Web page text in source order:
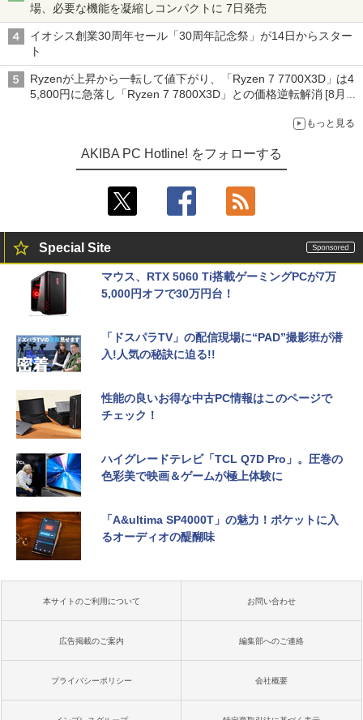
場、必要な機能を凝縮しコンパクトに 7日発売
イオシス創業30周年セール「30周年記念祭」が14日からスター
ト
Ryzenが上昇から一転して値下がり、「Ryzen 7 7700X3D」は4
5,800円に急落し「Ryzen 7 7800X3D」との価格逆転解消 [8月前
もっと見る
AKIBA PC Hotline! をフォローする
Special Site
マウス、RTX 5060 Ti搭載ゲーミングPCが7万
5,000円オフで30万円台！
「ドスパラTV」の配信現場に“PAD”撮影班が潜
入!人気の秘訣に迫る!!
性能の良いお得な中古PC情報はこのページで
チェック！
ハイグレードテレビ「TCL Q7D Pro」。圧巻の
色彩美で映画＆ゲームが極上体験に
「A&ultima SP4000T」の魅力！ポケットに入
るオーディオの醍醐味
本サイトのご利用について お問い合わせ
広告掲載のご案内 編集部へのご連絡
プライバシーポリシー 会社概要